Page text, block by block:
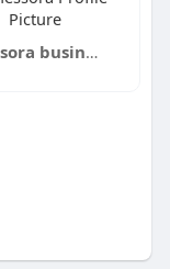
businessora businessora